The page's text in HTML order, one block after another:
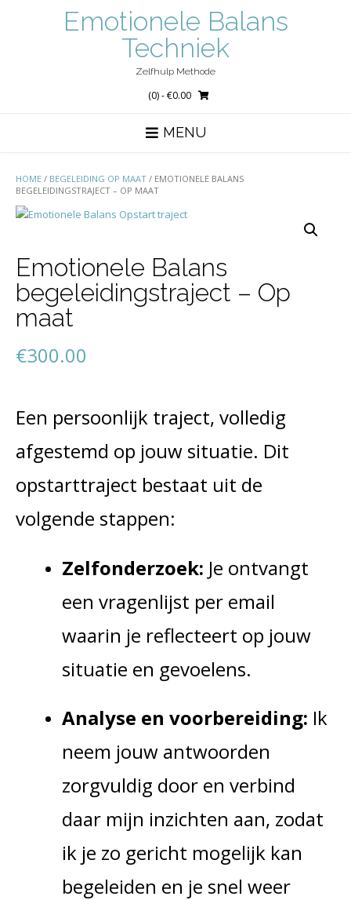
Emotionele Balans
Techniek
Zelfhulp Methode
(0)- €0.00
MENU
HOME / BEGELEIDING OP MAAT / EMOTIONELE BALANS
BEGELEIDINGSTRAJECT – OP MAAT
Emotionele Balans
begeleidingstraject – Op
maat
€300.00
Een persoonlijk traject, volledig
afgestemd op jouw situatie. Dit
opstarttraject bestaat uit de
volgende stappen:
Zelfonderzoek: Je ontvangt
een vragenlijst per email
waarin je reflecteert op jouw
situatie en gevoelens.
Analyse en voorbereiding: Ik
neem jouw antwoorden
zorgvuldig door en verbind
daar mijn inzichten aan, zodat
ik je zo gericht mogelijk kan
begeleiden en je snel weer